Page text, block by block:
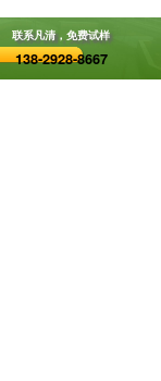
联系凡清，免费试样
138-2928-8667